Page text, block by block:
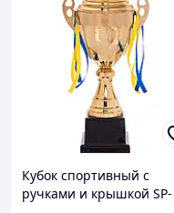
Кубок спортивный с
ручками и крышкой SP-